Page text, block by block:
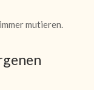
mutieren.